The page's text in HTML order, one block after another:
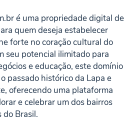
é uma propriedade digital de
quem deseja estabelecer
forte no coração cultural do
seu potencial ilimitado para
e educação, este domínio
passado histórico da Lapa e
oferecendo uma plataforma
e celebrar um dos bairros
do Brasil.